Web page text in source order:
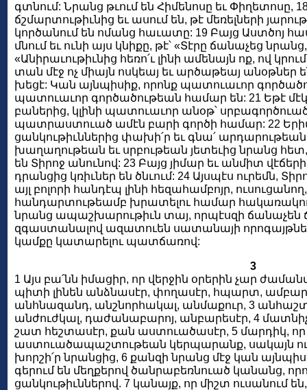
գտնում: Նրանց թւում են Հիմենոսը եւ Փիղետոսը,
ճշմարտութիւնից եւ ասում են, թէ մեռելների
կործանում են ոմանց հաւատը: 19 Բայց Աստծոյ
մնում եւ ունի այս կնիքը, թէ՝ «Տէրը ճանաչեց
«Անիրաւութիւնից հեռո՛ւ լինի ամենայն ոք, ով
տան մէջ ոչ միայն ոսկեայ եւ արծաթեայ անօթներ
խեցէ: Կան այնպիսիք, որոնք պատուաւոր
պատուաւոր գործածութեան համար են: 21 Եթէ
բաներից, կլինի պատուաւոր անօթ՝
պատրաստուած ամէն բարի գործի համար: 22
ցանկութիւններից փախի՛ր եւ գնա՛
խաղաղութեան եւ սրբութեան յետեւից նրանց
են Տիրոջ անունով: 23 Բայց յիմար եւ անմիտ
դրանցից կռիւներ են ծնւում: 24 Այսպէս ուրեմն,
այլ բոլորի հանդէպ լինի հեզահամբոյր,
հանդարտութեամբ խրատելու համար
նրանց ապաշխարութիւն տայ, որպէսզի ճանաչեն
զգաստանալով ազատուեն սատանայի
կամքը կատարելու պատճառով:
3
1 Այս բա՛նն իմացիր, որ վերջին օրերին չար
պիտի լինեն անձնասէր, փողասէր, հպարտ,
անհնազանդ, անշնորհակալ, անմաքուր, 3
անժուժկալ, դաժանաբարոյ, անբարեսէր, 4
շատ հեշտասէր, քան աստուածասէր, 5 մարդիկ, որ
աստուածապաշտութեան կերպարանք, սակայն
խորշի՛ր նրանցից, 6 քանզի նրանց մէջ կան
գերում են մեղքերով ծանրաբեռնուած կանանց,
ցանկութիւններով. 7 կանայք, որ միշտ ուսանում